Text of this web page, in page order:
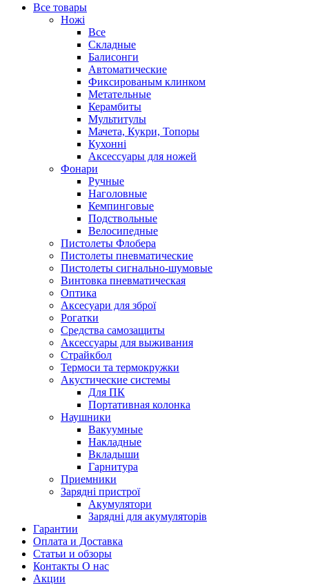
Все товары
Ножі
Все
Складные
Балисонги
Автоматические
Фиксированым клинком
Метательные
Керамбиты
Мультитулы
Мачета, Кукри, Топоры
Кухонні
Аксессуары для ножей
Фонари
Ручные
Наголовные
Кемпинговые
Подствольные
Велосипедные
Пистолеты Флобера
Пистолеты пневматические
Пистолеты сигнально-шумовые
Винтовка пневматическая
Оптика
Аксесуари для зброї
Рогатки
Средства самозащиты
Аксессуары для выживания
Страйкбол
Термоси та термокружки
Акустические системы
Для ПК
Портативная колонка
Наушники
Вакуумные
Накладные
Вкладыши
Гарнитура
Приемники
Зарядні пристрої
Акумулятори
Зарядні для акумуляторів
Гарантии
Оплата и Доставка
Статьи и обзоры
Контакты О нас
Акции